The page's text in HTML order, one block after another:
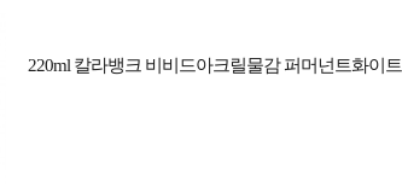
220ml 칼라뱅크 비비드아크릴물감 퍼머넌트화이트